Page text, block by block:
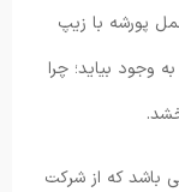
پورشه با زیپ
وجود بیاید؛ چرا
می باشد که از شرکت